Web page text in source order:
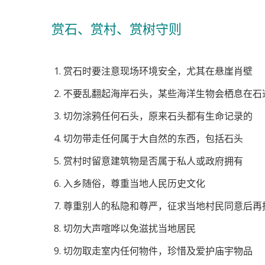
赏石、赏村、赏树守则
赏石时要注意现场环境安全，尤其在悬崖肖壁
不要乱翻起海岸石头，某些海洋生物会栖息在石
切勿涂鸦任何石头，原来石头都有生命记录的
切勿带走任何属于大自然的东西，包括石头
赏村时留意建筑物是否属于私人或政府拥有
入乡随俗，尊重当地人民历史文化
尊重别人的私隐和尊严，征求当地村民同意后再
切勿大声喧哗以免滋扰当地居民
切勿取走室内任何物件，珍惜及爱护庙宇物品